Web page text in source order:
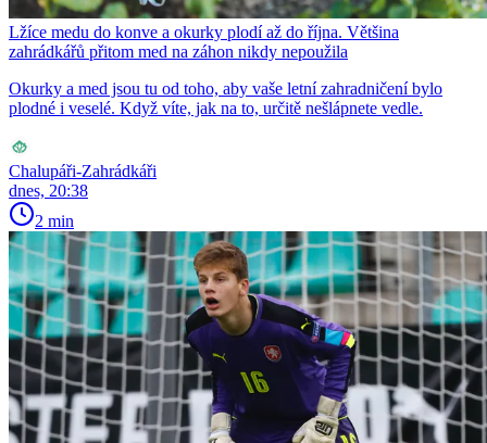
Lžíce medu do konve a okurky plodí až do října. Většina
zahrádkářů přitom med na záhon nikdy nepoužila
Okurky a med jsou tu od toho, aby vaše letní zahradničení bylo
plodné i veselé. Když víte, jak na to, určitě nešlápnete vedle.
Chalupáři-Zahrádkáři
dnes, 20:38
2 min